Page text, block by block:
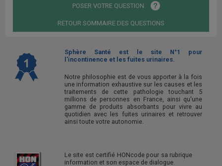
POSER VOTRE QUESTION
RETOUR SOMMAIRE DES QUESTIONS
Sphère Santé est le site N°1 pour
l'incontinence et les fuites urinaires.
Notre philosophie est de vous apporter à la fois
une information exhaustive sur les causes et les
traitements de cette pathologie touchant 5
millions de personnes en France, ainsi qu'une
gamme de produits absorbants pour vivre au
quotidien avec les fuites urinaires et retrouver
ainsi toute votre autonomie.
Le site est certifié HONcode pour sa rubrique
information et son espace de dialogue.